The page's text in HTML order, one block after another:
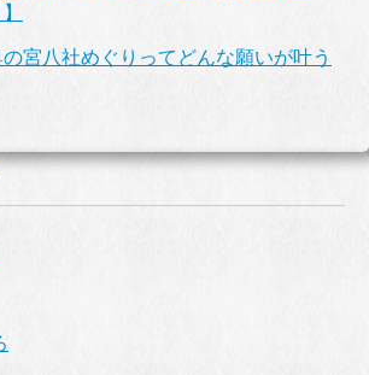
宮八社めぐりってどんな願いが叶う